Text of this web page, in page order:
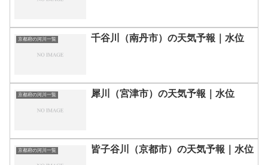
京都府の河川一覧 千谷川（南丹市）の天気予報｜水位
京都府の河川一覧 犀川（宮津市）の天気予報｜水位
京都府の河川一覧 皆子谷川（京都市）の天気予報｜水位